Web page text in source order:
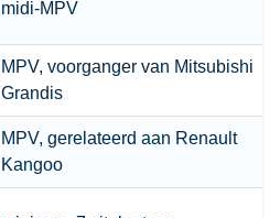
midi-MPV
MPV, voorganger van Mitsubishi
Grandis
MPV, gerelateerd aan Renault
Kangoo